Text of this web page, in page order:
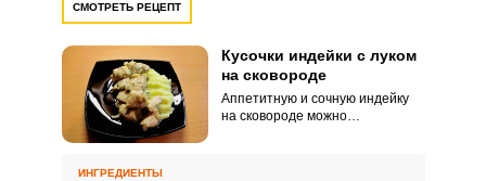
СМОТРЕТЬ РЕЦЕПТ
Кусочки индейки с луком
на сковороде
Аппетитную и сочную индейку
на сковороде можно
ИНГРЕДИЕНТЫ